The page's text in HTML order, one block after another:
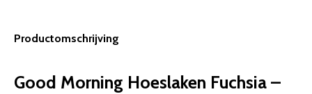
Productomschrijving
Good Morning Hoeslaken Fuchsia –